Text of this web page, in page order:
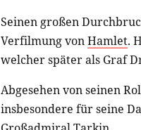
Seinen großen
Verfilmung vonHamlet.
welcher später als Graf
Abgesehen von seinen
insbesondere für seine